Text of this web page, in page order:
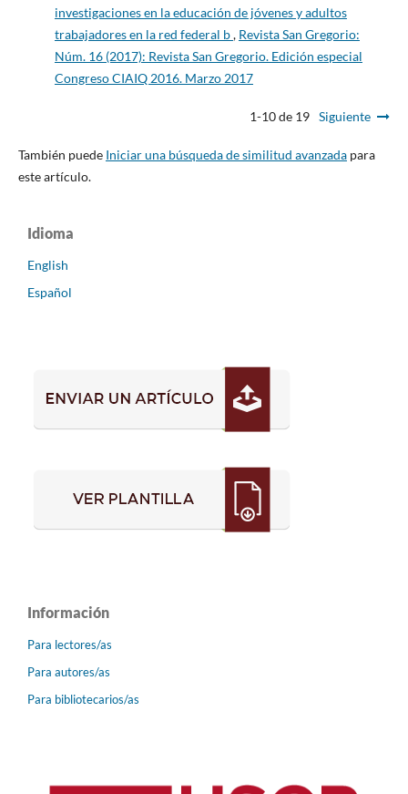
investigaciones en la educación de jóvenes y adultos
trabajadores en la red federal b, Revista San Gregorio:
Núm. 16 (2017): Revista San Gregorio. Edición especial
Congreso CIAIQ 2016. Marzo 2017
1-10 de 19 Siguiente
También puede Iniciar una búsqueda de similitud avanzadapara
este artículo.
Idioma
English
Español
Información
Para lectores/as
Para autores/as
Para bibliotecarios/as